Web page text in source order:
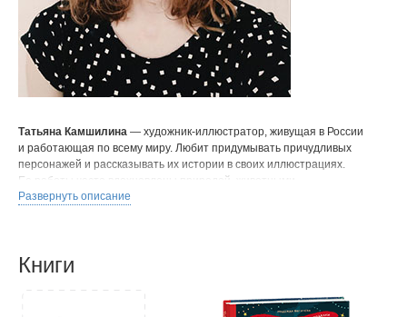
Татьяна Камшилина — художник-иллюстратор, живущая в России
и работающая по всему миру. Любит придумывать причудливых
персонажей и рассказывать их истории в своих иллюстрациях.
Ее работы часто вдохновлены природой, животными,
повседневной жизнью, снами и фольклором. В основном работает
Развернуть описание
Книги